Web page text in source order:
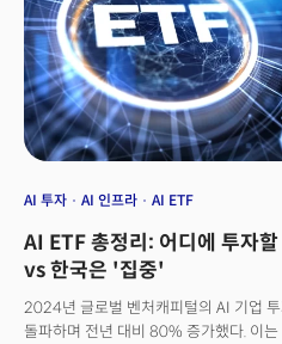
AI 투자 AI 인프라 AI ETF
AI ETF 총정리: 어디에 투자
vs 한국은 '집중'
2024년 글로벌 벤처캐피털의 AI 기업
돌파하며 전년 대비 80% 증가했다. 이